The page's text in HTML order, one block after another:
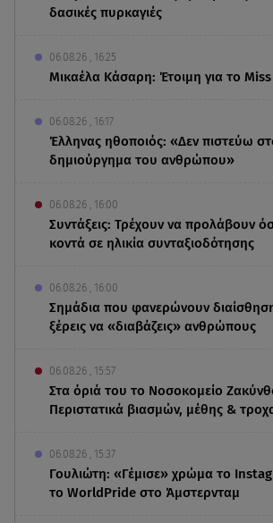
δασικές πυρκαγιές
06.08.26 , 16:25
Μικαέλα Κάσαρη: Έτοιμη για το
06.08.26 , 16:17
Έλληνας ηθοποιός: «Δεν πιστεύω
δημιούργημα του ανθρώπου»
06.08.26 , 16:00
Συντάξεις: Τρέχουν να προλάβουν
κοντά σε ηλικία συνταξιοδότησης
06.08.26 , 16:00
Σημάδια που φανερώνουν διαίσθηση
ξέρεις να «διαβάζεις» ανθρώπους
06.08.26 , 15:57
Στα όριά του το Νοσοκομείο
Περιστατικά βιασμών, μέθης &
06.08.26 , 15:37
Γουλιώτη: «Γέμισε» χρώμα το
το WorldPride στο Άμστερνταμ